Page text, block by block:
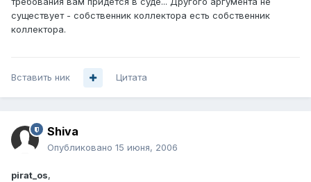
существует - собственник коллектора есть собственник
коллектора.
Вставить ник Цитата
Shiva
Опубликовано 15 июня, 2006
pirat_os,